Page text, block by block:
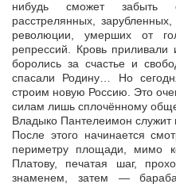
нибудь сможет забыть
расстрелянных,
революции, умерших от
репрессий. Кровь
боролись за счастье и
спасали Родину… Но
строим новую Россию. Это
силам лишь сплочённому
Владыко Пантелеимон служит
После этого начинается
периметру площади, мимо
Платову, печатая шаг,
знаменем, затем —